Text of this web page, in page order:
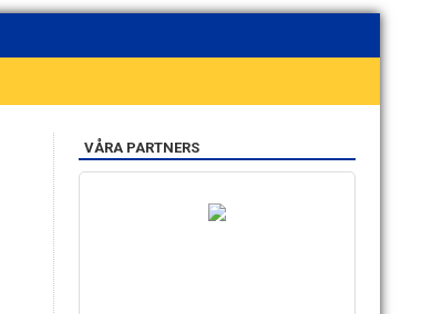
VÅRA PARTNERS